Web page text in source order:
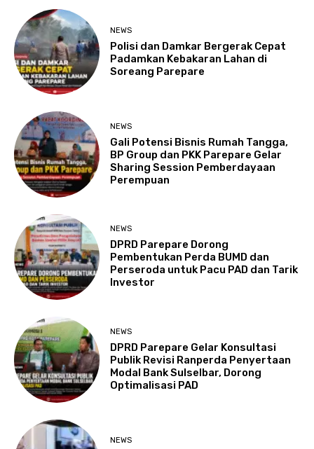
NEWS
Polisi dan Damkar Bergerak Cepat
Padamkan Kebakaran Lahan di
Soreang Parepare
NEWS
Gali Potensi Bisnis Rumah Tangga,
BP Group dan PKK Parepare Gelar
Sharing Session Pemberdayaan
Perempuan
NEWS
DPRD Parepare Dorong
Pembentukan Perda BUMD dan
Perseroda untuk Pacu PAD dan Tarik
Investor
NEWS
DPRD Parepare Gelar Konsultasi
Publik Revisi Ranperda Penyertaan
Modal Bank Sulselbar, Dorong
Optimalisasi PAD
NEWS